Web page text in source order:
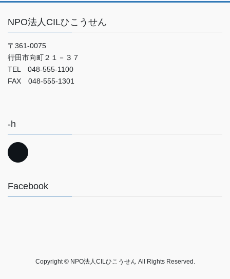
NPO法人CILひこうせん
〒361-0075
行田市向町２１－３７
TEL 048-555-1100
FAX 048-555-1301
-h
Facebook
Copyright © NPO法人CILひこうせん All Rights Reserved.